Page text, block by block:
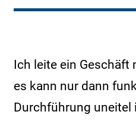
Ich leite ein Geschäft
es kann nur dann
Durchführung uneitel